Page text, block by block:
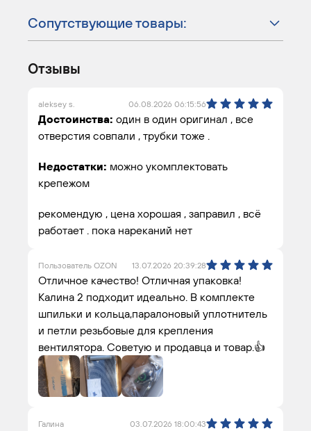
Сопутствующие товары:
Отзывы
aleksey s. 06.08.2026 06:15:56
Достоинства: один в один оригинал , все
отверстия совпали , трубки тоже .
Недостатки: можно укомплектовать
крепежом
рекомендую , цена хорошая , заправил , всё
работает . пока нареканий нет
Пользователь OZON 13.07.2026 20:39:28
Отличное качество! Отличная упаковка!
Калина 2 подходит идеально. В комплекте
шпильки и кольца,паралоновый уплотнитель
и петли резьбовые для крепления
вентилятора. Советую и продавца и товар.👍
Галина 03.07.2026 18:00:43